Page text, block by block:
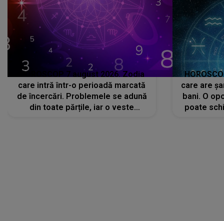
HOROSCOP 7 august 2026. Zodia
care intră într-o perioadă marcată
de încercări. Problemele se adună
din toate părțile, iar o veste
care are
bani. O
poate